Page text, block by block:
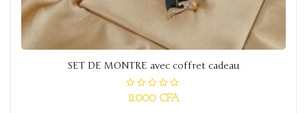
SET DE MONTRE avec coffret cadeau
R
a11.000 CFA